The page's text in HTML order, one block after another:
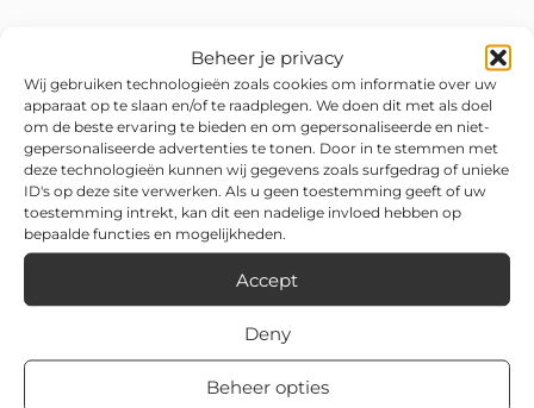
Beheer je privacy
Wij gebruiken technologieën zoals cookies om informatie over uw
apparaat op te slaan en/of te raadplegen. We doen dit met als doel
om de beste ervaring te bieden en om gepersonaliseerde en niet-
gepersonaliseerde advertenties te tonen. Door in te stemmen met
deze technologieën kunnen wij gegevens zoals surfgedrag of unieke
ID's op deze site verwerken. Als u geen toestemming geeft of uw
toestemming intrekt, kan dit een nadelige invloed hebben op
bepaalde functies en mogelijkheden.
Accept
Deny
Beheer opties